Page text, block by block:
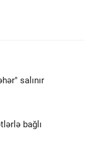
salınır
bağlı